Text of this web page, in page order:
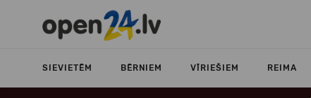
SIEVIETĒM BĒRNIEM VĪRIEŠIEM REIMA